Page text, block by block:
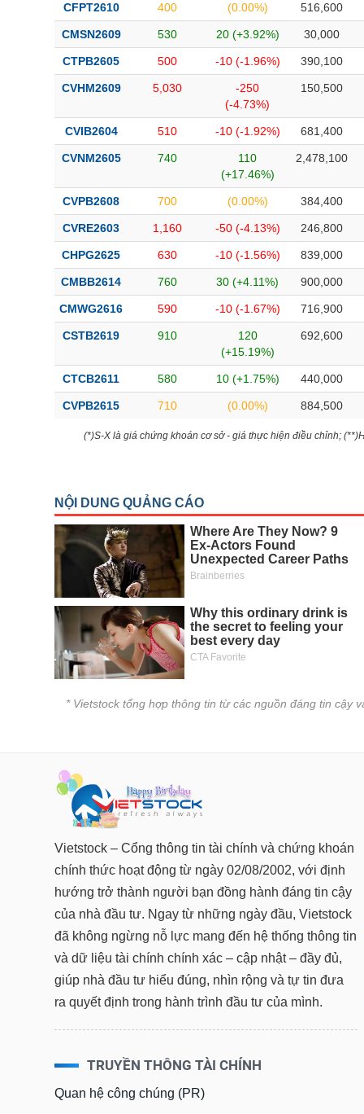
CFPT2610 400 (0.00%) 516,600
CMSN2609 530 20 (+3.92%) 30,000
CTPB2605 500 -10 (-1.96%) 390,100
CVHM2609 5,030
-250
(-4.73%)
150,500
CVIB2604 510 -10 (-1.92%) 681,400
CVNM2605 740
110
(+17.46%)
2,478,100
CVPB2608 700 (0.00%) 384,400
CVRE2603 1,160 -50 (-4.13%) 246,800
CHPG2625 630 -10 (-1.56%) 839,000
CMBB2614 760 30 (+4.11%) 900,000
CMWG2616 590 -10 (-1.67%) 716,900
CSTB2619 910
120
(+15.19%)
692,600
CTCB2611 580 10 (+1.75%) 440,000
CVPB2615 710 (0.00%) 884,500
(*)S-X là giá chứng khoán cơ sở - giá thực hiện điều chỉnh;
* Vietstock tổng hợp thông tin từ các nguồn đáng tin cậy
Vietstock – Cổng thông tin tài chính và chứng khoán
chính thức hoạt động từ ngày 02/08/2002, với định
hướng trở thành người bạn đồng hành đáng tin cậy
của nhà đầu tư. Ngay từ những ngày đầu, Vietstock
đã không ngừng nỗ lực mang đến hệ thống thông tin
và dữ liệu tài chính chính xác – cập nhật – đầy đủ,
giúp nhà đầu tư hiểu đúng, nhìn rộng và tự tin đưa
ra quyết định trong hành trình đầu tư của mình.
TRUYỀN THÔNG TÀI CHÍNH
Quan hệ công chúng (PR)